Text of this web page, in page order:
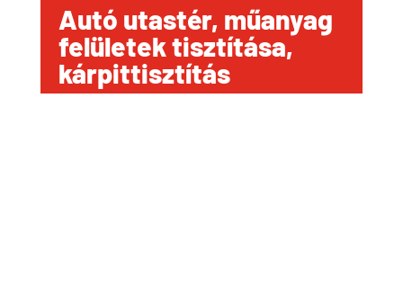
Autó utastér, műanyag
felületek tisztítása,
kárpittisztítás